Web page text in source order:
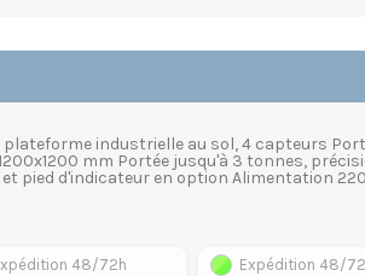
plateforme industrielle au sol, 4 capteurs
mm Portée jusqu'à 3 tonnes,
et pied d'indicateur en option Alimentation
48/72h Expédition 48/